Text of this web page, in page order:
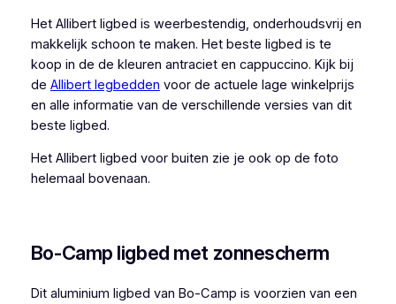
Het Allibert ligbed is weerbestendig, onderhoudsvrij en
makkelijk schoon te maken. Het beste ligbed is te
koop in de de kleuren antraciet en cappuccino. Kijk bij
de Allibert legbedden voor de actuele lage winkelprijs
en alle informatie van de verschillende versies van dit
beste ligbed.
Het Allibert ligbed voor buiten zie je ook op de foto
helemaal bovenaan.
Bo-Camp ligbed met zonnescherm
Dit aluminium ligbed van Bo-Camp is voorzien van een